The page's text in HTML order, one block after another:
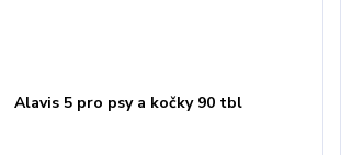
Alavis 5 pro psy a kočky 90 tbl